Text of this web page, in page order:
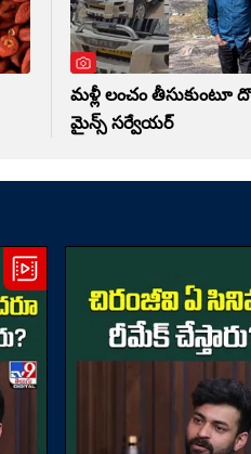
మళ్లీ లంచం తీసుకుంటూ
మైన్స్ సర్వేయర్